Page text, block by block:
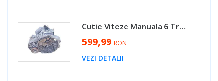
Cutie Viteze Manuala 6 Trepte Cod JLU Volkswagen Golf 5 2.0 TDI 2004 - 2009 Cod 02Q300042S [X3006]
599,99 RON
VEZI DETALII